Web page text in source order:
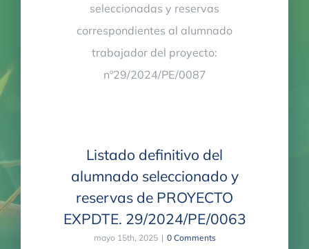
seleccionadas y reservas
correspondientes al alumnado
trabajador del proyecto:
nº29/2024/PE/0087
Listado definitivo del
alumnado seleccionado y
reservas de PROYECTO
EXPDTE. 29/2024/PE/0063
mayo 15th, 2025 | 0 Comments